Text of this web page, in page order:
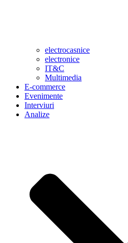
electrocasnice
electronice
IT&C
Multimedia
E-commerce
Evenimente
Interviuri
Analize